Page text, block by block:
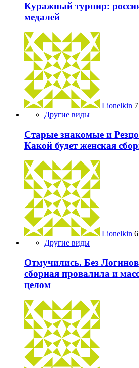
Куражный турнир:
медалей
Lionelkin
Другие виды
Старые знакомые и
Какой будет женская
Lionelkin
Другие виды
Отмучились. Без
сборная провалила и
целом